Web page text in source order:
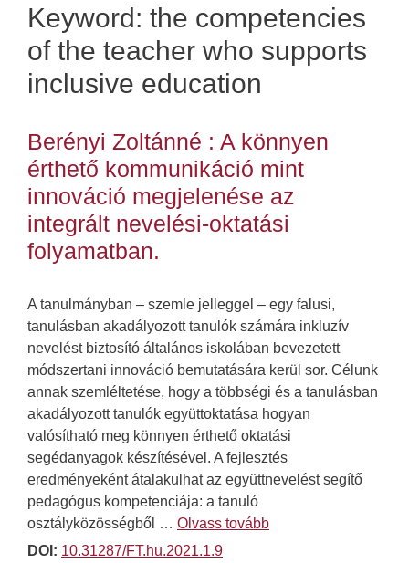
Keyword: the competencies
of the teacher who supports
inclusive education
Berényi Zoltánné : A könnyen
érthető kommunikáció mint
innováció megjelenése az
integrált nevelési-oktatási
folyamatban.
A tanulmányban – szemle jelleggel – egy falusi,
tanulásban akadályozott tanulók számára inkluzív
nevelést biztosító általános iskolában bevezetett
módszertani innováció bemutatására kerül sor. Célunk
annak szemléltetése, hogy a többségi és a tanulásban
akadályozott tanulók együttoktatása hogyan
valósítható meg könnyen érthető oktatási
segédanyagok készítésével. A fejlesztés
eredményeként átalakulhat az együttnevelést segítő
pedagógus kompetenciája: a tanuló
osztályközösségből … Olvass tovább
DOI: 10.31287/FT.hu.2021.1.9